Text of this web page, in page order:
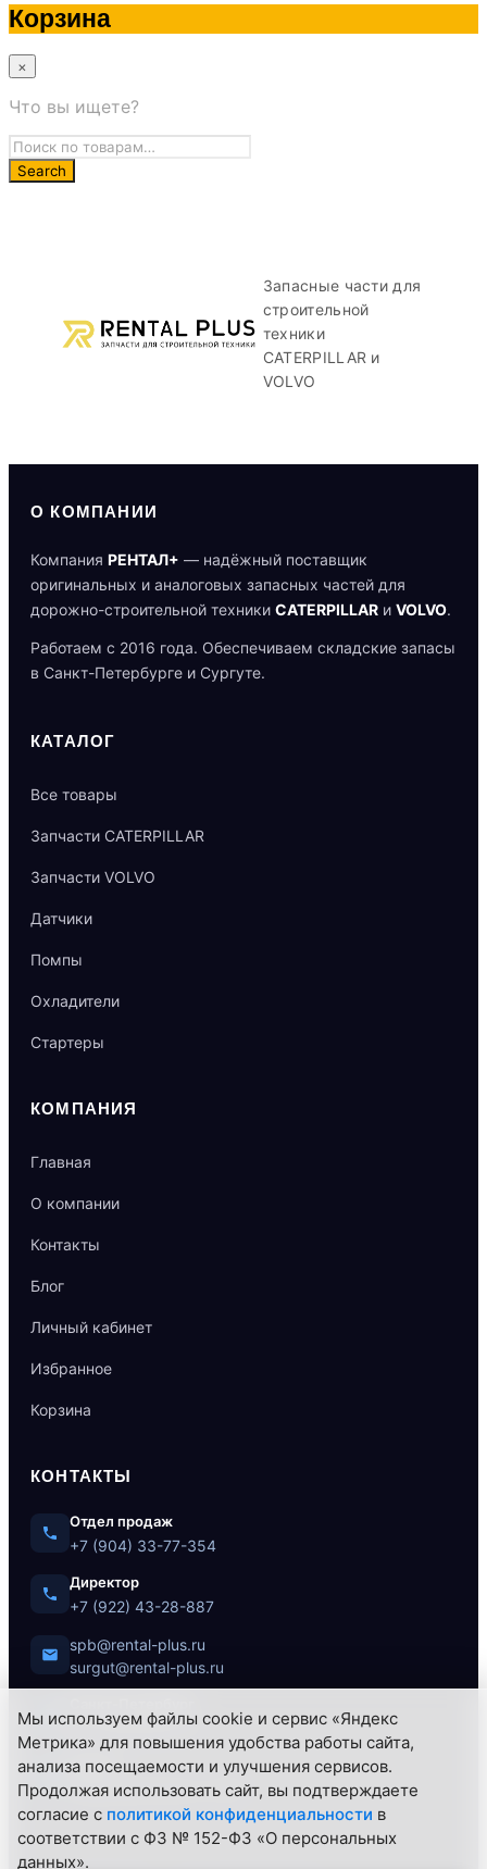
Корзина
×
Что вы ищете?
Запасные части для
строительной
техники
CATERPILLAR и
VOLVO
О КОМПАНИИ
Компания РЕНТАЛ+ — надёжный поставщик
оригинальных и аналоговых запасных частей для
дорожно-строительной техники CATERPILLAR и VOLVO.
Работаем с 2016 года. Обеспечиваем складские запасы
в Санкт-Петербурге и Сургуте.
КАТАЛОГ
Все товары
Запчасти CATERPILLAR
Запчасти VOLVO
Датчики
Помпы
Охладители
Стартеры
КОМПАНИЯ
Главная
О компании
Контакты
Блог
Личный кабинет
Избранное
Корзина
КОНТАКТЫ
Отдел продаж
+7 (904) 33-77-354
Директор
+7 (922) 43-28-887
spb@rental-plus.ru
surgut@rental-plus.ru
ул. Литовская, 10
Сургут
Нефтеюганское ш., 62/1
Мы используем файлы cookie и сервис «Яндекс
Метрика» для повышения удобства работы сайта,
анализа посещаемости и улучшения сервисов.
Продолжая использовать сайт, вы подтверждаете
согласие с политикой конфиденциальности в
соответствии с ФЗ № 152-ФЗ «О персональных
данных».